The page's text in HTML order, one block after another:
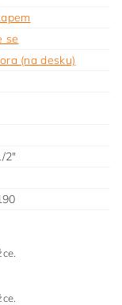
se
(na desku)
2"